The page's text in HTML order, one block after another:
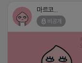
거래소
https://
마르코스팟
비공개